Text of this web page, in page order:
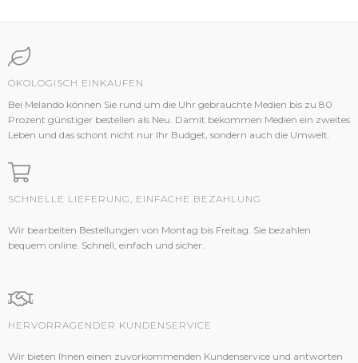
ÖKOLOGISCH EINKAUFEN
Bei Melando können Sie rund um die Uhr gebrauchte Medien bis zu 80
Prozent günstiger bestellen als Neu. Damit bekommen Medien ein zweites
Leben und das schont nicht nur Ihr Budget, sondern auch die Umwelt.
SCHNELLE LIEFERUNG, EINFACHE BEZAHLUNG
Wir bearbeiten Bestellungen von Montag bis Freitag. Sie bezahlen
bequem online. Schnell, einfach und sicher.
HERVORRAGENDER KUNDENSERVICE
Wir bieten Ihnen einen zuvorkommenden Kundenservice und antworten